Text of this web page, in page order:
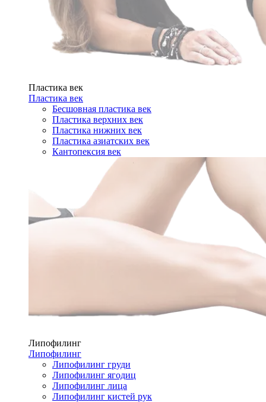
Пластика век
Пластика век
Бесшовная пластика век
Пластика верхних век
Пластика нижних век
Пластика азиатских век
Кантопексия век
Липофилинг
Липофилинг
Липофилинг груди
Липофилинг ягодиц
Липофилинг лица
Липофилинг кистей рук